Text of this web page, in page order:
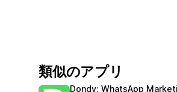
類似のアプリ
Dondy: WhatsApp